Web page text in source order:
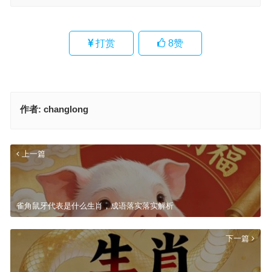
打赏 8赞
作者: changlong
上一篇
雀角鼠牙代表是什么生肖，成语落实落实解析
下一篇